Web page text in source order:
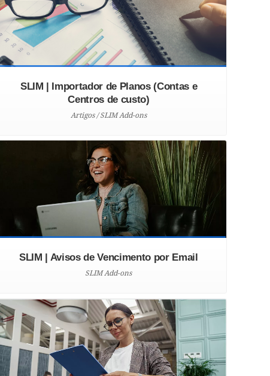
SLIM | Importador de Planos (Contas e
Centros de custo)
Artigos / SLIM Add-ons
SLIM | Avisos de Vencimento por Email
SLIM Add-ons